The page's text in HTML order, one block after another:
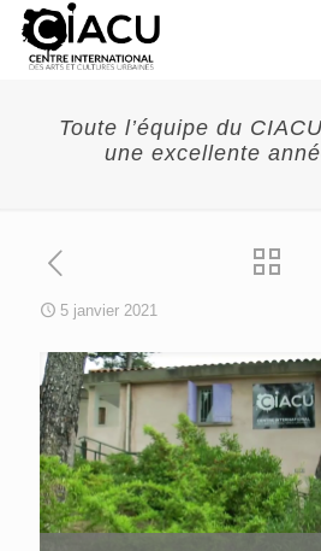
Toute l’équipe du
une excellente
5 janvier 2021